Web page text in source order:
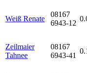
Weiß Renate
08167
6943-12
Zeilmaier
Tahnee
08167
6943-41